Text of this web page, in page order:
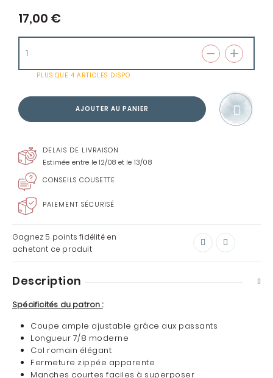
17,00 €
PLUS QUE 4 ARTICLES DISPO
AJOUTER AU PANIER
DELAIS DE LIVRAISON
Estimée entre le 12/08 et le 13/08
CONSEILS COUSETTE
PAIEMENT SÉCURISÉ
Gagnez 5 points fidélité en
achetant ce produit
Description
Spécificités du patron :
Coupe ample ajustable grâce aux passants
Longueur 7/8 moderne
Col romain élégant
Fermeture zippée apparente
Manches courtes faciles à superposer